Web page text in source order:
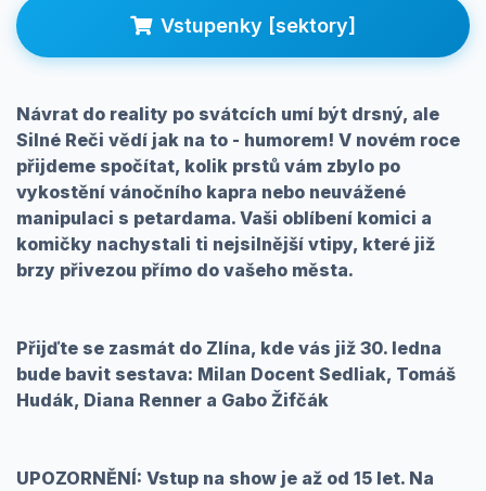
Prihlásenie Vstupenky [sektory]
Návrat do reality po svátcích umí být drsný, ale
Silné Reči vědí jak na to - humorem! V novém roce
přijdeme spočítat, kolik prstů vám zbylo po
vykostění vánočního kapra nebo neuvážené
manipulaci s petardama. Vaši oblíbení komici a
komičky nachystali ti nejsilnější vtipy, které již
brzy přivezou přímo do vašeho města.
Přijďte se zasmát do Zlína, kde vás již 30. ledna
bude bavit sestava: Milan Docent Sedliak, Tomáš
Hudák, Diana Renner a Gabo Žifčák
UPOZORNĚNÍ: Vstup na show je až od 15 let. Na